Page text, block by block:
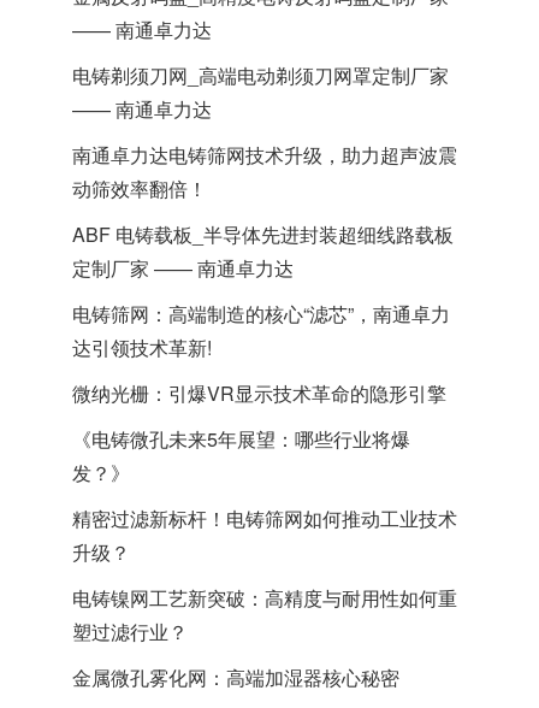
—— 南通卓力达
电铸剃须刀网_高端电动剃须刀网罩定制厂家
—— 南通卓力达
南通卓力达电铸筛网技术升级，助力超声波震
动筛效率翻倍！
ABF 电铸载板_半导体先进封装超细线路载板
定制厂家 —— 南通卓力达
电铸筛网：高端制造的核心“滤芯”，南通卓力
达引领技术革新!
微纳光栅：引爆VR显示技术革命的隐形引擎
《电铸微孔未来5年展望：哪些行业将爆
发？》
精密过滤新标杆！电铸筛网如何推动工业技术
升级？
​电铸镍网工艺新突破：高精度与耐用性如何重
塑过滤行业？
金属微孔雾化网：高端加湿器核心秘密